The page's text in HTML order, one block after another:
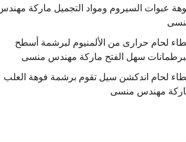
عبوات السيروم ومواد التجميل ماركة
لحام حرارى من الألمنيوم لبرشمة أسطح
سهل الفتح ماركة مهندس منسى
لحام اندكشن سيل تقوم برشمة فوهة العلب
مهندس منسى